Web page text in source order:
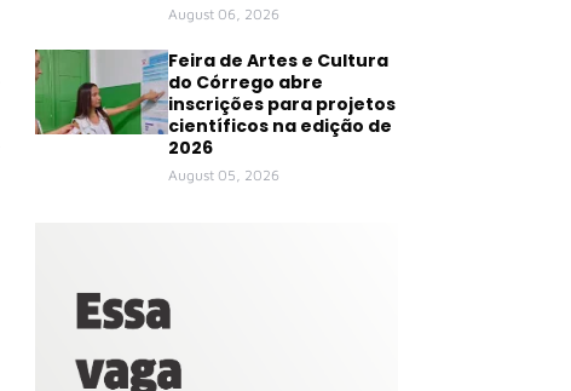
August 06, 2026
Feira de Artes e Cultura
do Córrego abre
inscrições para projetos
científicos na edição de
2026
August 05, 2026